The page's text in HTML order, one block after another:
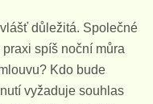
důležitá. Společné
spíš noční můra
Kdo bude
vyžaduje souhlas